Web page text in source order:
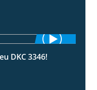
1:38
DKC 3346!